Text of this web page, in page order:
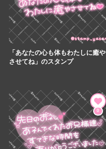
「あなたの心も体もわたしに癒や
させてね」のスタンプ
0